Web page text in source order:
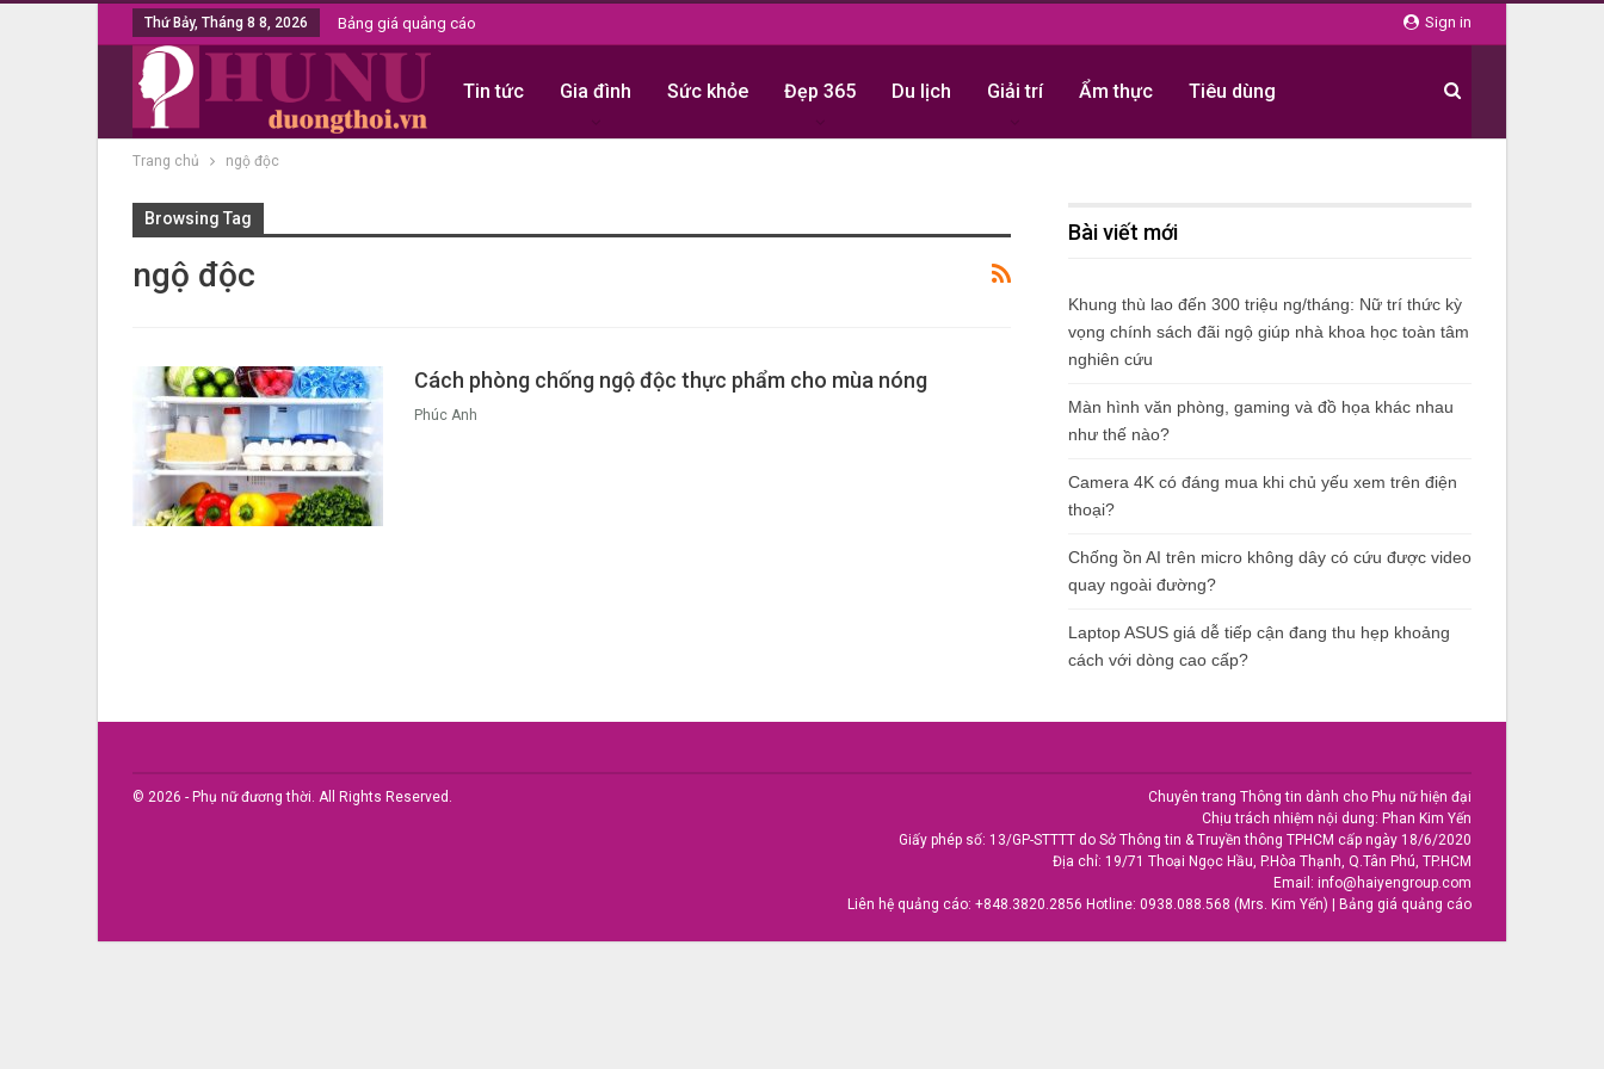
Sign in
Thứ Bảy, Tháng 8 8, 2026 Bảng giá quảng cáo
Tin tức Gia đình Sức khỏe Đẹp 365 Du lịch Giải trí Ẩm thực Tiêu dùng
Trang chủ ngộ độc
Browsing Tag
ngộ độc
Cách phòng chống ngộ độc thực phẩm cho mùa nóng
Phúc Anh
Bài viết mới
Khung thù lao đến 300 triệu ng/tháng: Nữ trí thức kỳ
vọng chính sách đãi ngộ giúp nhà khoa học toàn tâm
nghiên cứu
Màn hình văn phòng, gaming và đồ họa khác nhau
như thế nào?
Camera 4K có đáng mua khi chủ yếu xem trên điện
thoại?
Chống ồn AI trên micro không dây có cứu được video
quay ngoài đường?
Laptop ASUS giá dễ tiếp cận đang thu hẹp khoảng
cách với dòng cao cấp?
© 2026 - Phụ nữ đương thời. All Rights Reserved.
Chuyên trang Thông tin dành cho Phụ nữ hiện đại
Chịu trách nhiệm nội dung: Phan Kim Yến
Giấy phép số: 13/GP-STTTT do Sở Thông tin & Truyền thông TPHCM cấp ngày 18/6/2020
Địa chỉ: 19/71 Thoại Ngọc Hầu, P.Hòa Thạnh, Q.Tân Phú, TP.HCM
Email: info@haiyengroup.com
Liên hệ quảng cáo: +848.3820.2856 Hotline: 0938.088.568 (Mrs. Kim Yến) Bảng giá quảng cáo